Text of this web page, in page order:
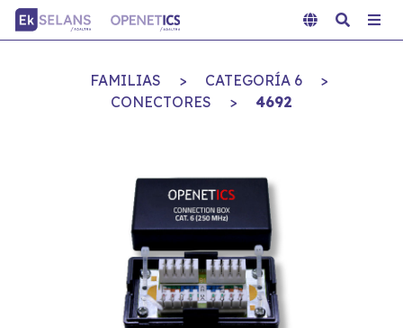
FAMILIAS > CATEGORÍA 6
>
CONECTORES
> 4692